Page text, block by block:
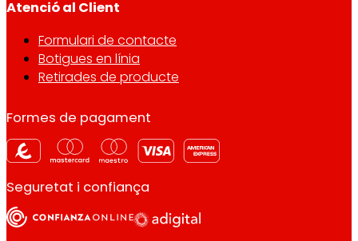
Atenció al Client
Formulari de contacte
Botigues en línia
Retirades de producte
Formes de pagament
Seguretat i confiança